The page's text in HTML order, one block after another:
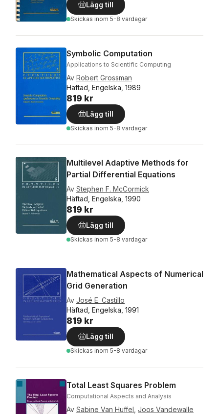
Lägg till
Skickas inom 5-8 vardagar
Symbolic Computation
Applications to Scientific Computing
Av Robert Grossman
Häftad, Engelska, 1989
819 kr
Lägg till
Skickas inom 5-8 vardagar
Multilevel Adaptive Methods for
Partial Differential Equations
Av Stephen F. McCormick
Häftad, Engelska, 1990
819 kr
Lägg till
Skickas inom 5-8 vardagar
Mathematical Aspects of Numerical
Grid Generation
Av José E. Castillo
Häftad, Engelska, 1991
819 kr
Lägg till
Skickas inom 5-8 vardagar
Total Least Squares Problem
Computational Aspects and Analysis
Av Sabine Van Huffel Joos Vandewalle